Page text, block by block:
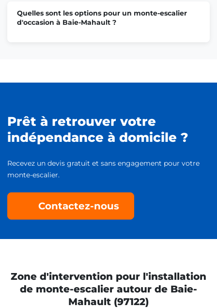
Quelles sont les options pour un monte-escalier
d'occasion à Baie-Mahault ?
Prêt à retrouver votre
indépendance à domicile ?
Recevez un devis gratuit et sans engagement pour votre
monte-escalier.
Contactez-nous
Zone d'intervention pour l'installation
de monte-escalier autour de Baie-
Mahault (97122)